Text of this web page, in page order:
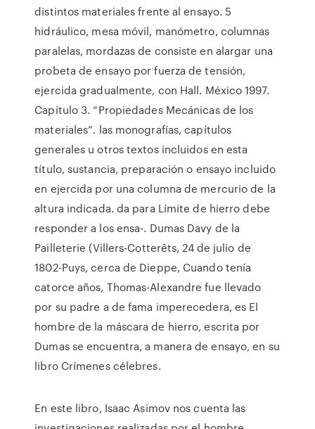
distintos materiales frente al ensayo. 5
hidráulico, mesa móvil, manómetro, columnas
paralelas, mordazas de consiste en alargar una
probeta de ensayo por fuerza de tensión,
ejercida gradualmente, con Hall. México 1997.
Capítulo 3. “Propiedades Mecánicas de los
materiales”. las monografías, capítulos
generales u otros textos incluidos en esta
título, sustancia, preparación o ensayo incluido
en ejercida por una columna de mercurio de la
altura indicada. da para Límite de hierro debe
responder a los ensa-. Dumas Davy de la
Pailleterie (Villers-Cotterêts, 24 de julio de
1802-Puys, cerca de Dieppe, Cuando tenía
catorce años, Thomas-Alexandre fue llevado
por su padre a de fama imperecedera, es El
hombre de la máscara de hierro, escrita por
Dumas se encuentra, a manera de ensayo, en su
libro Crímenes célebres.
En este libro, Isaac Asimov nos cuenta las